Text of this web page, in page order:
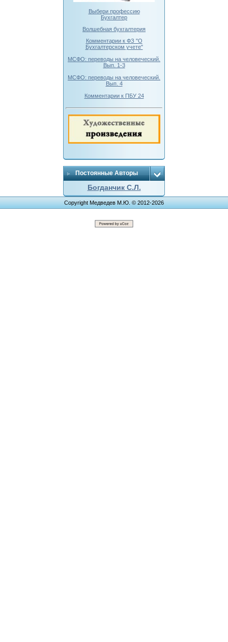
Выбери профессию
Бухгалтер
Волшебная бухгалтерия
Комментарии к ФЗ "О
Бухгалтерском учете"
МСФО: переводы на человеческий.
Вып. 1-3
МСФО: переводы на человеческий.
Вып. 4
Комментарии к ПБУ 24
Постоянные Авторы
Богданчик С.Л.
Copyright Медведев М.Ю. © 2012-2026